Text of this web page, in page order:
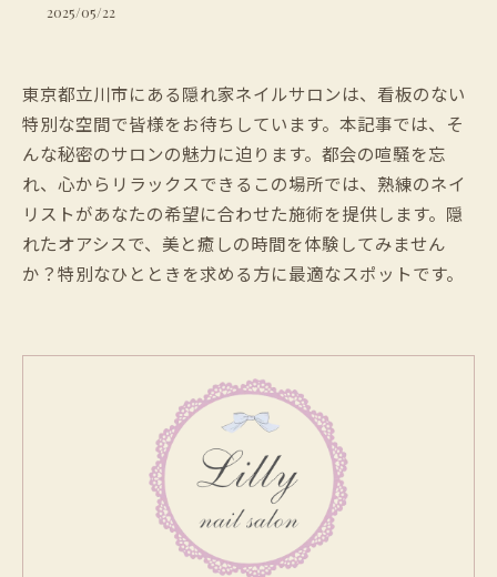
2025/05/22
東京都立川市にある隠れ家ネイルサロンは、看板のない
特別な空間で皆様をお待ちしています。本記事では、そ
んな秘密のサロンの魅力に迫ります。都会の喧騒を忘
れ、心からリラックスできるこの場所では、熟練のネイ
リストがあなたの希望に合わせた施術を提供します。隠
れたオアシスで、美と癒しの時間を体験してみません
か？特別なひとときを求める方に最適なスポットです。